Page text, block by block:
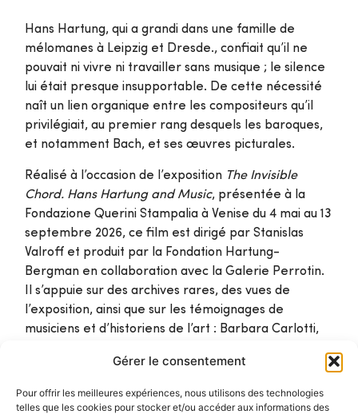
Gérer le consentement
Pour offrir les meilleures expériences, nous utilisons des technologies
telles que les cookies pour stocker et/ou accéder aux informations des
Hans Hartung, qui a grandi dans une famille de
mélomanes à Leipzig et Dresde., confiait qu’il ne
pouvait ni vivre ni travailler sans musique ; le silence
lui était presque insupportable. De cette nécessité
naît un lien organique entre les compositeurs qu’il
privilégiait, au premier rang desquels les baroques,
et notamment Bach, et ses œuvres picturales.
Réalisé à l’occasion de l’exposition The Invisible
Chord. Hans Hartung and Music, présentée à la
Fondazione Querini Stampalia à Venise du 4 mai au 13
septembre 2026, ce film est dirigé par Stanislas
Valroff et produit par la Fondation Hartung-
Bergman en collaboration avec la Galerie Perrotin.
Il s’appuie sur des archives rares, des vues de
l’exposition, ainsi que sur les témoignages de
musiciens et d’historiens de l’art : Barbara Carlotti,
Rose, Theo Carnegy-Tan et Thomas Schlesser.